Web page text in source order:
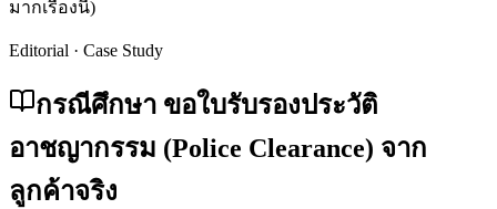
มากเรื่องนี้)
Editorial · Case Study
กรณีศึกษา ขอใบรับรองประวัติ
อาชญากรรม (Police Clearance) จาก
ลูกค้าจริง